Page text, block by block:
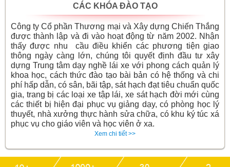
CÁC KHÓA ĐÀO TẠO
Công ty Cổ phần Thương mại và Xây dựng Chiến Thắng
được thành lập và đi vào hoạt động từ năm 2002. Nhận
thấy được nhu cầu điều khiển các phương tiện giao
thông ngày càng lớn, chúng tôi quyết định đầu tư xây
dựng Trung tâm dạy nghề lái xe với phong cách quản lý
khoa học, cách thức đào tạo bài bản có hệ thống và chi
phí hấp dẫn, có sân, bãi tập, sát hạch đạt tiêu chuẩn quốc
gia, trang bị các loại xe tập lái, xe sát hạch đời mới cùng
các thiết bị hiện đại phục vụ giảng dạy, có phòng học lý
thuyết, nhà xưởng thực hành sửa chữa, có khu ký túc xá
phục vụ cho giáo viên và học viên ở xa.
Xem chi tiết >>